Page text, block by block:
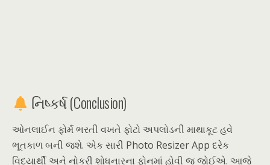
નિષ્કર્ષ (Conclusion)
ઓનલાઈન ફોર્મ ભરતી વખતે ફોટો અપલોડની માથાકૂટ હવે
ભૂતકાળ બની જશે. એક સારી Photo Resizer App દરેક
વિદ્યાર્થી અને નોકરી શોધનારના ફોનમાં હોવી જ જોઈએ. આજે